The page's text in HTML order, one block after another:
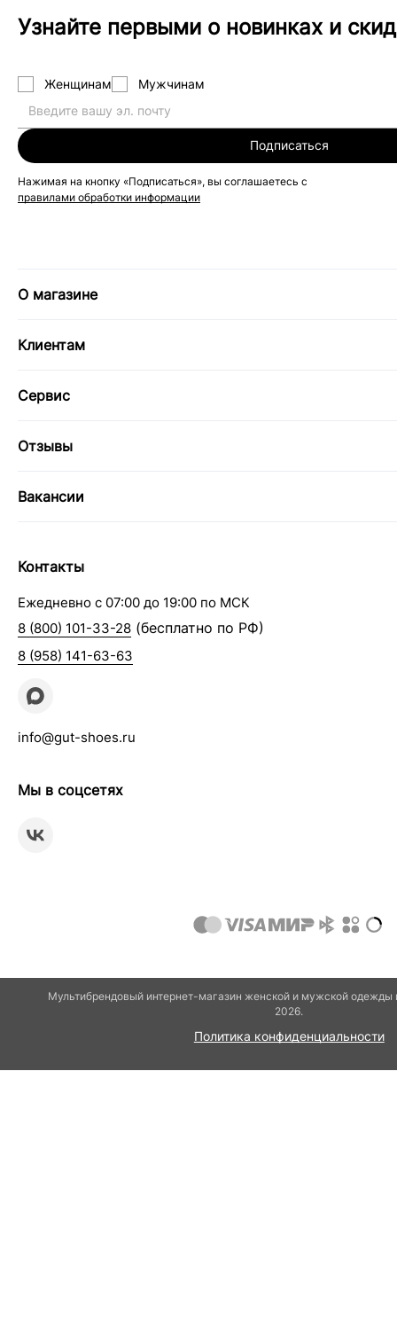
Узнайте первыми о новинках и
Женщинам Мужчинам
Подписаться
Нажимая на кнопку «Подписаться», вы соглашаетесь с
правилами обработки информации
О магазине
Клиентам
Сервис
Отзывы
Вакансии
Контакты
Ежедневно с 07:00 до 19:00 по МСК
8 (800) 101-33-28 (бесплатно по РФ)
8 (958) 141-63-63
info@gut-shoes.ru
Мы в соцсетях
Мультибрендовый интернет-магазин женской и мужской
2026.
Политика конфиденциальности